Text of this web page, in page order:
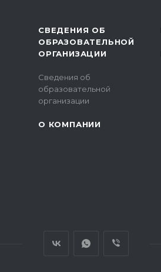
СВЕДЕНИЯ ОБ
ОБРАЗОВАТЕЛЬНОЙ
ОРГАНИЗАЦИИ
Сведения об
образовательной
организации
О КОМПАНИИ